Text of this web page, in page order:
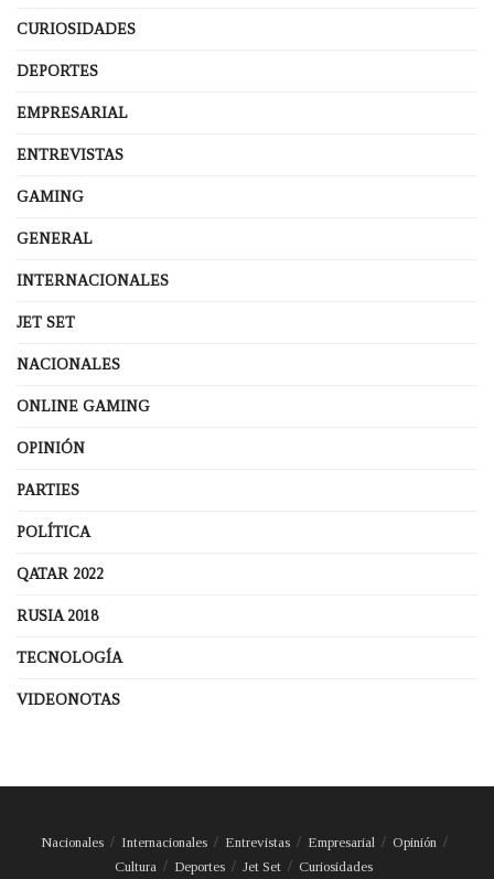
CURIOSIDADES
DEPORTES
EMPRESARIAL
ENTREVISTAS
GAMING
GENERAL
INTERNACIONALES
JET SET
NACIONALES
ONLINE GAMING
OPINIÓN
PARTIES
POLÍTICA
QATAR 2022
RUSIA 2018
TECNOLOGÍA
VIDEONOTAS
Nacionales Internacionales Entrevistas Empresarial
Opinión
Cultura
Deportes Jet Set Curiosidades